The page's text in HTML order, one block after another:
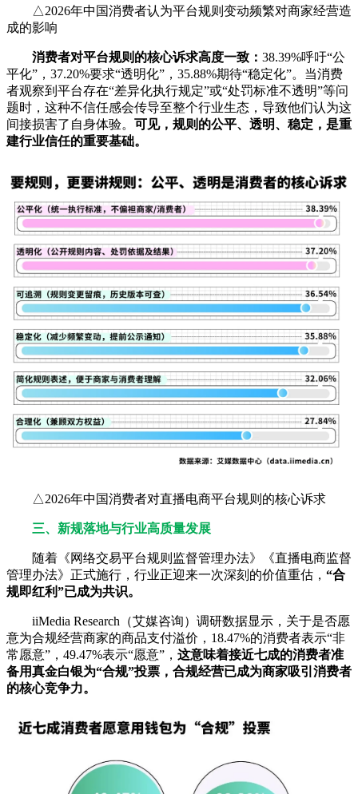
△2026年中国消费者认为平台规则变动频繁对商家经营造
成的影响
消费者对平台规则的核心诉求高度一致： 38.39%呼吁“公
平化”，37.20%要求“透明化”，35.88%期待“稳定化”。当消费
者观察到平台存在“差异化执行规定”或“处罚标准不透明”等问
题时，这种不信任感会传导至整个行业生态，导致他们认为这
间接损害了自身体验。 可见，规则的公平、透明、稳定，是重
建行业信任的重要基础。
△2026年中国消费者对直播电商平台规则的核心诉求
三、新规落地与行业高质量发展
随着《网络交易平台规则监督管理办法》《直播电商监督
管理办法》正式施行，行业正迎来一次深刻的价值重估， “合
规即红利”已成为共识。
iiMedia Research（艾媒咨询）调研数据显示，关于是否愿
意为合规经营商家的商品支付溢价，18.47%的消费者表示“非
常愿意”，49.47%表示“愿意”， 这意味着接近七成的消费者准
备用真金白银为“合规”投票，合规经营已成为商家吸引消费者
的核心竞争力。